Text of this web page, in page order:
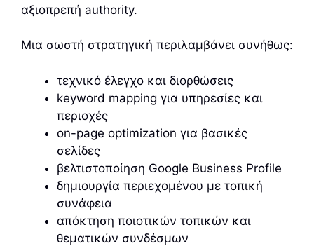
αξιοπρεπή authority.
Μια σωστή στρατηγική περιλαμβάνει συνήθως:
τεχνικό έλεγχο και διορθώσεις
keyword mapping για υπηρεσίες και
περιοχές
on-page optimization για βασικές
σελίδες
βελτιστοποίηση Google Business Profile
δημιουργία περιεχομένου με τοπική
συνάφεια
απόκτηση ποιοτικών τοπικών και
θεματικών συνδέσμων